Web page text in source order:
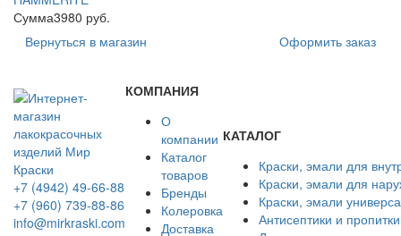
Сумма3980 руб.
Вернуться в магазин
Оформить заказ
+7 (4942) 49-66-88
+7 (960) 739-88-86
info@mirkraski.com
КОМПАНИЯ
О
компании
Каталог
товаров
Бренды
Колеровка
Доставка
КАТАЛОГ
Краски, эмали для
Краски, эмали для
Краски, эмали
Антисептики и